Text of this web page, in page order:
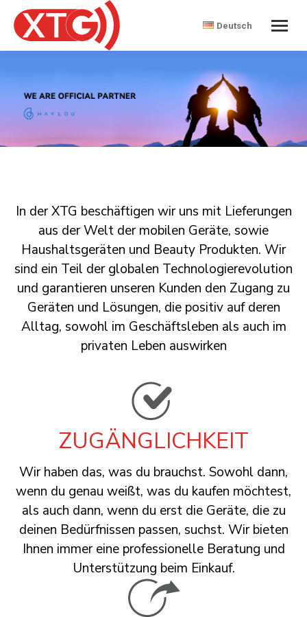
Deutsch
In der XTG beschäftigen wir uns mit Lieferungen
aus der Welt der mobilen Geräte, sowie
Haushaltsgeräten und Beauty Produkten. Wir
sind ein Teil der globalen Technologierevolution
und garantieren unseren Kunden den Zugang zu
Geräten und Lösungen, die positiv auf deren
Alltag, sowohl im Geschäftsleben als auch im
privaten Leben auswirken
ZUGÄNGLICHKEIT
Wir haben das, was du brauchst. Sowohl dann,
wenn du genau weißt, was du kaufen möchtest,
als auch dann, wenn du erst die Geräte, die zu
deinen Bedürfnissen passen, suchst. Wir bieten
Ihnen immer eine professionelle Beratung und
Unterstützung beim Einkauf.